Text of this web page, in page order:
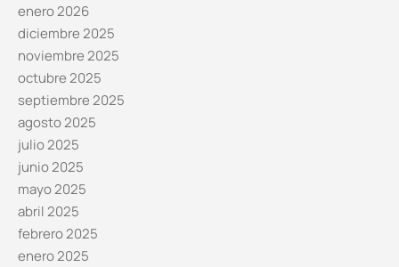
enero 2026
diciembre 2025
noviembre 2025
octubre 2025
septiembre 2025
agosto 2025
julio 2025
junio 2025
mayo 2025
abril 2025
febrero 2025
enero 2025